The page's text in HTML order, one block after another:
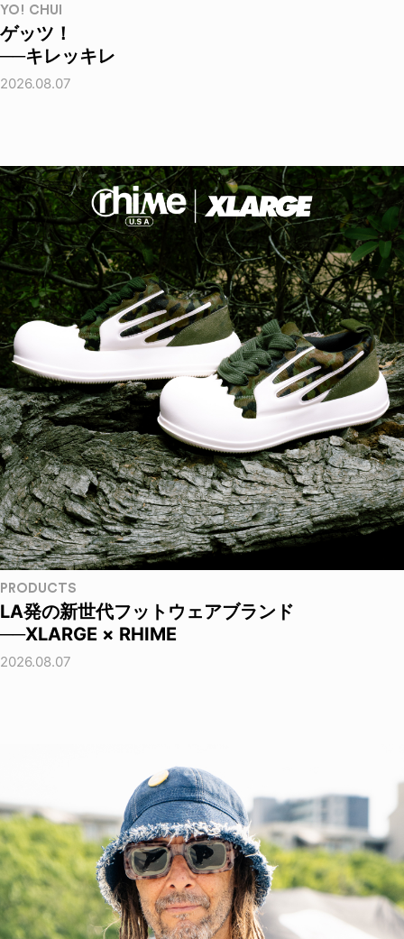
YO! CHUI
ゲッツ！
──キレッキレ
2026.08.07
PRODUCTS
LA発の新世代フットウェアブランド
──XLARGE × RHIME
2026.08.07